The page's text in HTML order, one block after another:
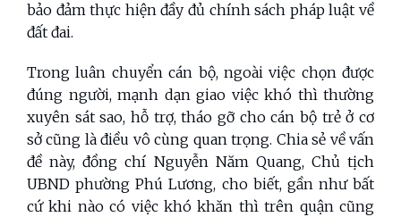
bảo đảm thực hiện đầy đủ chính sách pháp luật về
đất đai.
Trong luân chuyển cán bộ, ngoài việc chọn được
đúng người, mạnh dạn giao việc khó thì thường
xuyên sát sao, hỗ trợ, tháo gỡ cho cán bộ trẻ ở cơ
sở cũng là điều vô cùng quan trọng. Chia sẻ về vấn
đề này, đồng chí Nguyễn Năm Quang, Chủ tịch
UBND phường Phú Lương, cho biết, gần như bất
cứ khi nào có việc khó khăn thì trên quận cũng